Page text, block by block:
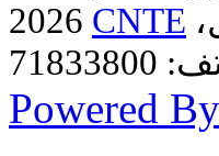
CNTE
Powered